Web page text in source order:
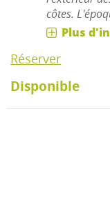
côtes.
Plus
Réserver
Disponible